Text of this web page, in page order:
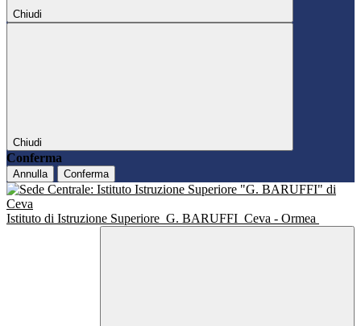
Chiudi
Chiudi
Conferma
Annulla Conferma
Istituto di Istruzione Superiore G. BARUFFI Ceva - Ormea